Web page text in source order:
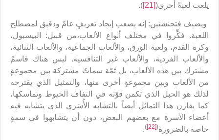
يلعب لعبةً أخرى([21]
).
ويضيف فتجنشتين: إنه يصعب إيجاد تعريفٍ عامّ ودقيق لمصطلح
اللعبة. فكِّروا في مختلف أنواع الألعاب،من قبيل: البيسبول،
وكرة القدم، ولعبة الورق، والألعاب الجماعية، والألعاب الثنائية،
والألعاب الفردية، والألعاب غير التنافسية. ليس هناك قاسمٌ
مشترك بين هذه الألعاب، بل ثمّة سماتٌ مشتركة بين مجموعةٍ
من الألعاب وبين مجموعةٍ أخرى منها، والتمثيل الذي يقترحه
لذلك هو الحبل الذي تكمن قوّته في التفاف الخيوط وتماسكها،
كما يقارن هذا التماثل أيضاً بالتشابه الأُسَري الذي يتشابه فيه
أعضاء الأسرة مع بعضهم البعض، دون أن يتشابهوا في سمةٍ
خاصة بالضرورة(
[22]
)
.